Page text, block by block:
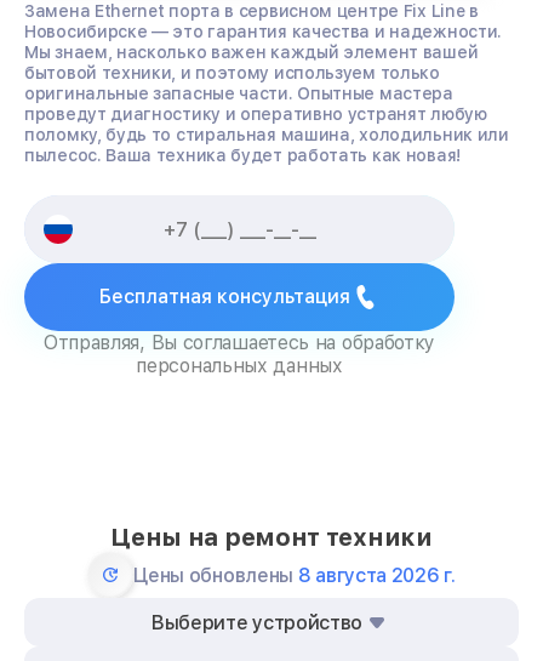
Замена Ethernet порта в сервисном центре Fix Line в
Новосибирске — это гарантия качества и надежности.
Мы знаем, насколько важен каждый элемент вашей
бытовой техники, и поэтому используем только
оригинальные запасные части. Опытные мастера
проведут диагностику и оперативно устранят любую
поломку, будь то стиральная машина, холодильник или
пылесос. Ваша техника будет работать как новая!
Бесплатная консультация
Отправляя, Вы соглашаетесь на обработку
персональных данных
Цены на ремонт техники
Цены обновлены 8 августа 2026 г.
Выберите устройство